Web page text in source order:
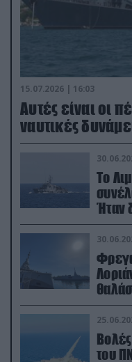
15.07.2026 | 16:03
Aυτές είναι οι
ναυτικές
Το
Ήταν
θαλάσσιες
του